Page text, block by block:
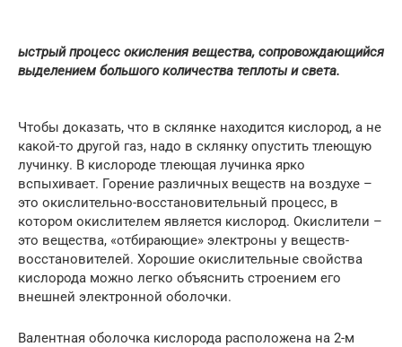
ыстрый процесс окисления вещества, сопровождающийся
выделением большого количества теплоты и света.
Чтобы доказать, что в склянке находится кислород, а не
какой-то другой газ, надо в склянку опустить тлеющую
лучинку. В кислороде тлеющая лучинка ярко
вспыхивает. Горение различных веществ на воздухе –
это окислительно-восстановительный процесс, в
котором окислителем является кислород. Окислители –
это вещества, «отбирающие» электроны у веществ-
восстановителей. Хорошие окислительные свойства
кислорода можно легко объяснить строением его
внешней электронной оболочки.
Валентная оболочка кислорода расположена на 2-м